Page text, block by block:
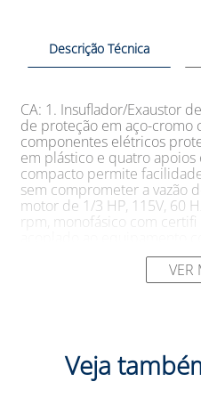
Descrição Técnica
CA: 1. Insuflador/Exaustor
de proteção em aço-cromo
componentes elétricos
em plástico e quatro
compacto permite
sem comprometer a vazão
motor de 1/3 HP, 115V, 60
rpm, monofásico com certifi
e 20cm de diâmetro, 7.
interior do porta duto, para
8. Para utilização das
1. Equipamento
necessidades dos
atividades em espaços
VER
Veja